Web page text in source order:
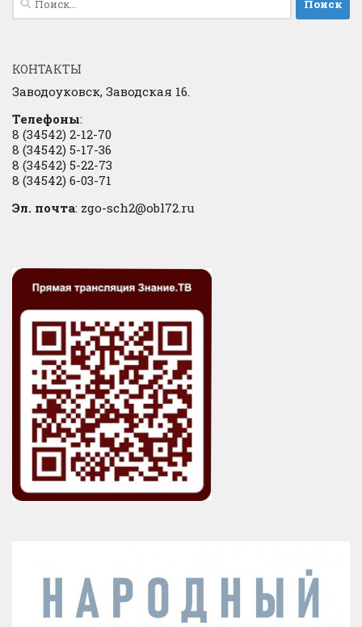
КОНТАКТЫ
Заводоуковск, Заводская 16.
Телефоны:
8 (34542) 2-12-70
8 (34542) 5-17-36
8 (34542) 5-22-73
8 (34542) 6-03-71
Эл. почта: zgo-sch2@obl72.ru